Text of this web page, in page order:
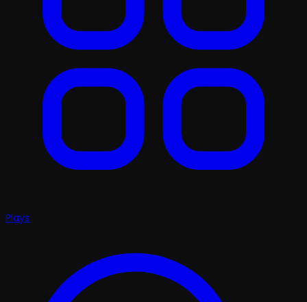
Plays